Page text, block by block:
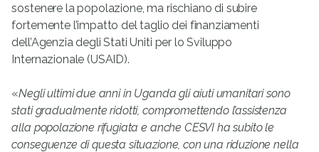
sostenere la popolazione, ma rischiano di subire
fortemente l’impatto del taglio dei finanziamenti
dell’Agenzia degli Stati Uniti per lo Sviluppo
Internazionale (USAID).
«Negli ultimi due anni in Uganda gli aiuti umanitari sono
stati gradualmente ridotti, compromettendo l’assistenza
alla popolazione rifugiata e anche CESVI ha subito le
conseguenze di questa situazione, con una riduzione nella